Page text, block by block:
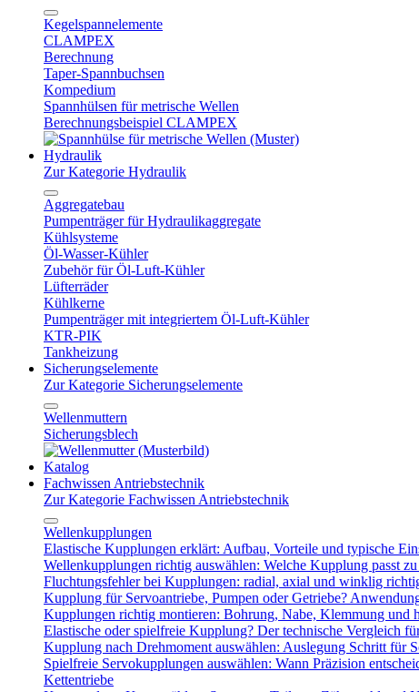
Kegelspannelemente
CLAMPEX
Berechnung
Taper-Spannbuchsen
Kompedium
Spannhülsen für metrische Wellen
Berechnungsbeispiel CLAMPEX
Hydraulik
Zur Kategorie Hydraulik
Aggregatebau
Pumpenträger für Hydraulikaggregate
Kühlsysteme
Öl-Wasser-Kühler
Zubehör für Öl-Luft-Kühler
Lüfterräder
Kühlkerne
Pumpenträger mit integriertem Öl-Luft-Kühler
KTR-PIK
Tankheizung
Sicherungselemente
Zur Kategorie Sicherungselemente
Wellenmuttern
Sicherungsblech
Katalog
Fachwissen Antriebstechnik
Zur Kategorie Fachwissen Antriebstechnik
Wellenkupplungen
Elastische Kupplungen erklärt: Aufbau, Vorteile und typische
Wellenkupplungen richtig auswählen: Welche Kupplung passt
Fluchtungsfehler bei Kupplungen: radial, axial und winklig
Kupplung für Servoantriebe, Pumpen oder Getriebe?
Kupplungen richtig montieren: Bohrung, Nabe, Klemmung und
Elastische oder spielfreie Kupplung? Der technische Vergleich
Kupplung nach Drehmoment auswählen: Auslegung Schritt für
Spielfreie Servokupplungen auswählen: Wann Präzision
Kettentriebe